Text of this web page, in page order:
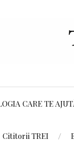
CARE TE
Cititorii TREI